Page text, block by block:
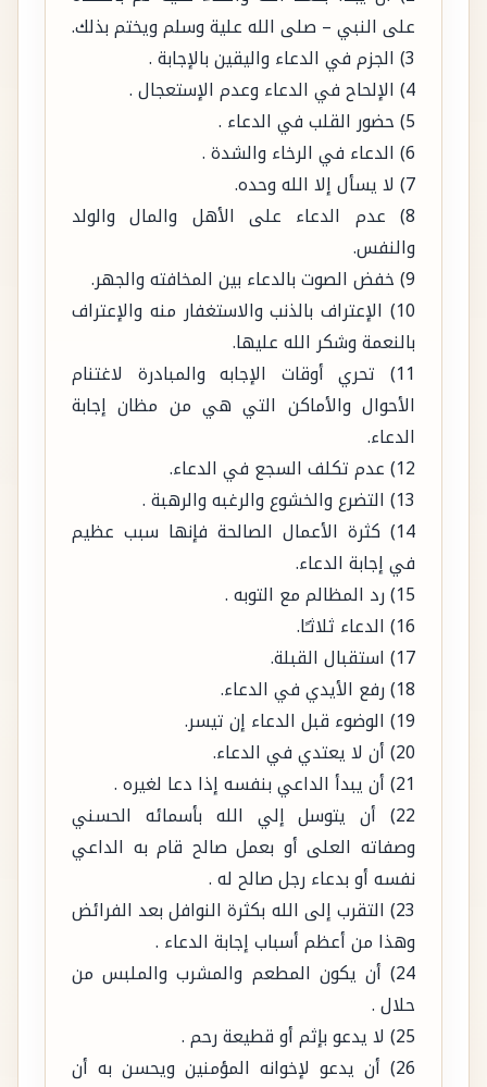
4) الإلحاح في الدعاء وعدم الإستعجال .
5) حضور القلب في الدعاء .
6) الدعاء في الرخاء والشدة .
7) لا يسأل إلا الله وحده.
8) عدم الدعاء على الأهل والمال والولد
والنفس.
9) خفض الصوت بالدعاء بين المخافته والجهر.
10) الإعتراف بالذنب والاستغفار منه والإعتراف
بالنعمة وشكر الله عليها.
11) تحري أوقات الإجابه والمبادرة لاغتنام
الأحوال والأماكن التي هي من مظان إجابة
الدعاء.
12) عدم تكلف السجع في الدعاء.
13) التضرع والخشوع والرغبه والرهبة .
14) كثرة الأعمال الصالحة فإنها سبب عظيم
في إجابة الدعاء.
15) رد المظالم مع التوبه .
16) الدعاء ثلاثـًا.
17) استقبال القبلة.
18) رفع الأيدي في الدعاء.
19) الوضوء قبل الدعاء إن تيسر.
20) أن لا يعتدي في الدعاء.
21) أن يبدأ الداعي بنفسه إذا دعا لغيره .
22) أن يتوسل إلي الله بأسمائه الحسني
وصفاته العلى أو بعمل صالح قام به الداعي
نفسه أو بدعاء رجل صالح له .
23) التقرب إلى الله بكثرة النوافل بعد الفرائض
وهذا من أعظم أسباب إجابة الدعاء .
24) أن يكون المطعم والمشرب والملبس من
حلال .
25) لا يدعو بإثم أو قطيعة رحم .
26) أن يدعو لإخوانه المؤمنين ويحسن به أن
يخص الوالدان والعلماء والصالحون والعباد
بالدعاء وأن يخص بالدعاء من في صلاحهم